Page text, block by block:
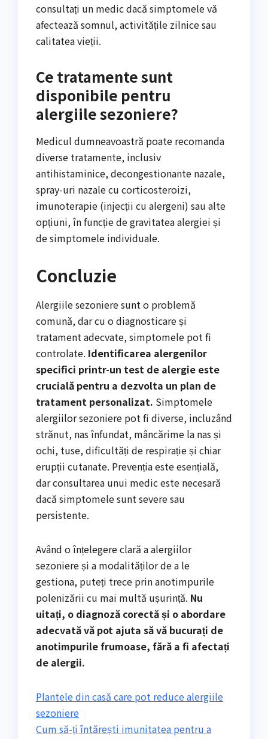
consultați un medic dacă simptomele vă
afectează somnul, activitățile zilnice sau
calitatea vieții.
Ce tratamente sunt
disponibile pentru
alergiile sezoniere?
Medicul dumneavoastră poate recomanda
diverse tratamente, inclusiv
antihistaminice, decongestionante nazale,
spray-uri nazale cu corticosteroizi,
imunoterapie (injecții cu alergeni) sau alte
opțiuni, în funcție de gravitatea alergiei și
de simptomele individuale.
Concluzie
Alergiile sezoniere sunt o problemă
comună, dar cu o diagnosticare și
tratament adecvate, simptomele pot fi
controlate. Identificarea alergenilor
specifici printr-un test de alergie este
crucială pentru a dezvolta un plan de
tratament personalizat. Simptomele
alergiilor sezoniere pot fi diverse, incluzând
strănut, nas înfundat, mâncărime la nas și
ochi, tuse, dificultăți de respirație și chiar
erupții cutanate. Prevenția este esențială,
dar consultarea unui medic este necesară
dacă simptomele sunt severe sau
persistente.
Având o înțelegere clară a alergiilor
sezoniere și a modalităților de a le
gestiona, puteți trece prin anotimpurile
polenizării cu mai multă ușurință. Nu
uitați, o diagnoză corectă și o abordare
adecvată vă pot ajuta să vă bucurați de
anotimpurile frumoase, fără a fi afectați
de alergii.
Plantele din casă care pot reduce alergiile
sezoniere
Cum să-ți întărești imunitatea pentru a